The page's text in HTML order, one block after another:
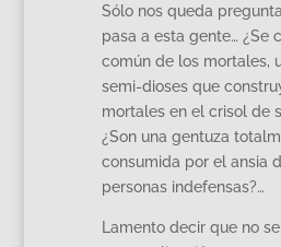
Sólo nos queda
pasa a esta gente… ¿Se
común de los mortales,
semi-dioses que
mortales en el crisol de
¿Son una gentuza
consumida por el ansia
personas indefensas?…
Lamento decir que no